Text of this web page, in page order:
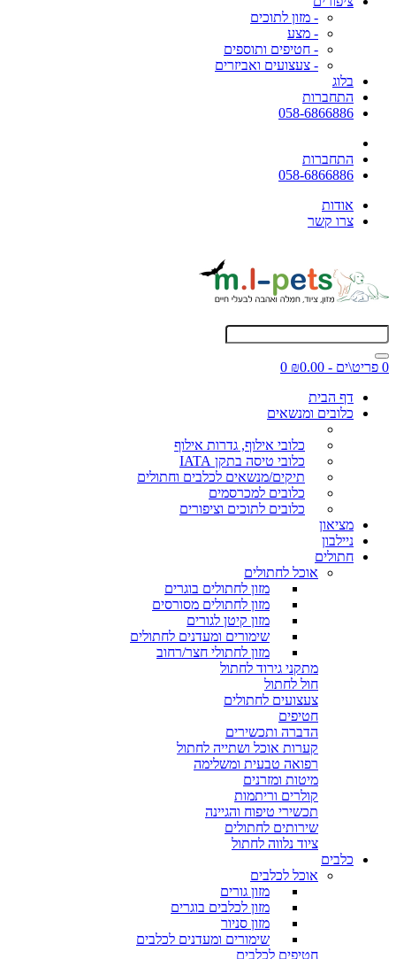
- מזון לתוכים
- מצע
- חטיפים ותוספים
- צעצועים ואביזרים
בלוג
התחברות
058-6866886
התחברות
058-6866886
אודות
צרו קשר
0 פריט\ים - ₪0.00
0
דף הבית
כלובים ומנשאים
כלובי אילוף, גדרות אילוף
כלובי טיסה בתקן IATA
תיקים/מנשאים לכלבים וחתולים
כלובים למכרסמים
כלובים לתוכים וציפורים
מציאון
ניילבון
חתולים
אוכל לחתולים
מזון לחתולים בוגרים
מזון לחתולים מסורסים
מזון קיטן לגורים
שימורים ומעדנים לחתולים
מזון לחתולי חצר/רחוב
מתקני גירוד לחתול
חול לחתול
צעצועים לחתולים
חטיפים
הדברה ותכשירים
קערות אוכל ושתייה לחתול
רפואה טבעית ומשלימה
מיטות ומזרנים
קולרים וריתמות
תכשירי טיפוח והגיינה
שירותים לחתולים
ציוד נלווה לחתול
כלבים
אוכל לכלבים
מזון גורים
מזון לכלבים בוגרים
מזון סניור
שימורים ומעדנים לכלבים
חטיפים לכלבים